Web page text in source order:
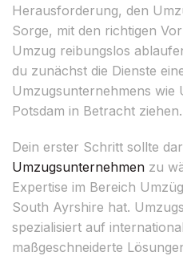
Herausforderung, den
Sorge, mit den richtigen
Umzug reibungslos
du zunächst die Dienste
Umzugsunternehmens wie
Potsdam in Betracht ziehen.
Dein erster Schritt sollte
Umzugsunternehmen zu
Expertise im Bereich
South Ayrshire hat.
spezialisiert auf
maßgeschneiderte